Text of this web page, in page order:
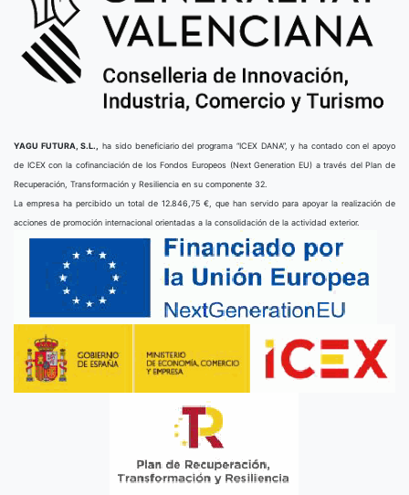
YAGU FUTURA, S.L.,
ha sido beneficiario del programa “ICEX DANA”, y ha contado con el apoyo
de ICEX con la cofinanciación de los Fondos Europeos (Next Generation EU) a través del Plan de
Recuperación, Transformación y Resiliencia en su componente 32.
La empresa ha percibido un total de 12.846,75 €, que han servido para apoyar la realización de
acciones de promoción internacional orientadas a la consolidación de la actividad exterior.